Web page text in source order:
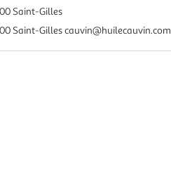
Saint-Gilles
Saint-Gilles cauvin@huilecauvin.com